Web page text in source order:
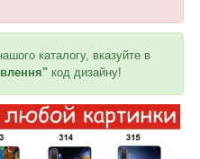
каталогу, вказуйте в
код дизайну!